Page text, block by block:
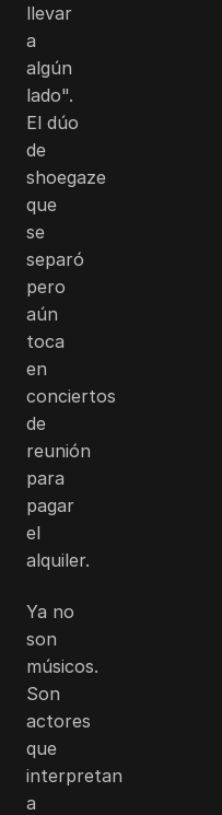
llevar
a
algún
lado".
El dúo
de
shoegaze
que
se
separó
pero
aún
toca
en
conciertos
de
reunión
para
pagar
el
alquiler.
Ya no
son
músicos.
Son
actores
que
interpretan
a